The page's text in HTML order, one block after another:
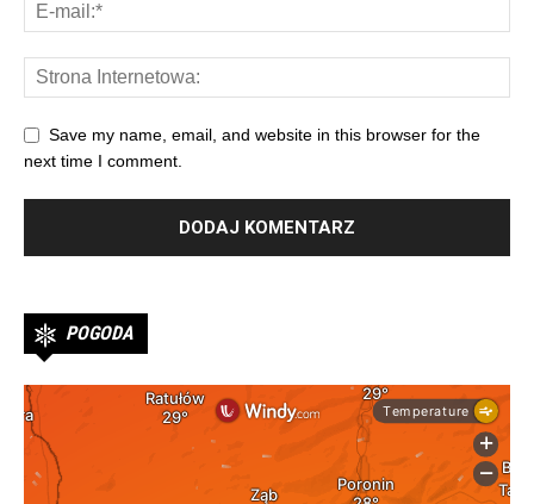
Save my name, email, and website in this browser for the
next time I comment.
POGODA